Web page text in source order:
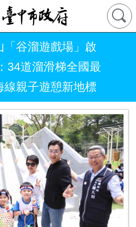
「谷溜遊戲場」啟
34道溜滑梯全國最
線親子遊憩新地標